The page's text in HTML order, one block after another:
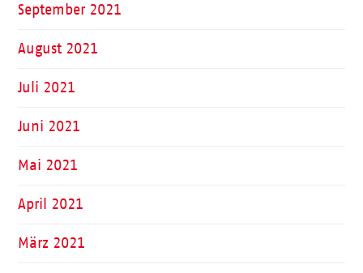
September 2021
August 2021
Juli 2021
Juni 2021
Mai 2021
April 2021
März 2021